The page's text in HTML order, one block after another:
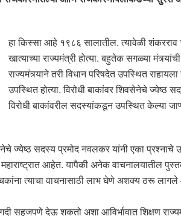
हा किस्सा आहे १९८६ सालातील. त्यावेळी शंकरराव
खात्याच्या राज्यमंत्री होत्या. बहुतेक सगळ्या
राज्यमंत्र्याने तरी विधान परिषदेत उपस्थित
उपस्थित होत्या. विरोधी बाकांवर शिवसेनेचे ज्येष्ठ
विरोधी बाकांवरील सदस्यांकडून उपस्थित केल्या
ज्येष्ठ सदस्य प्रमोद नवलकर यांनी एका
आहेत. यापैकी अनेक वाचनालयातील
त्याचा वाचनासाठी लाभ घेणे अशक्य ठरू
सहजपणे देऊ शकतो अशा आविर्भावात शिक्षण